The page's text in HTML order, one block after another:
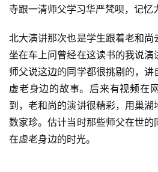
寺跟一清师父学习华严梵呗，记忆
北大演讲那次也是学生跟着老和尚
坐在车上问曾经在这读书的我说
师父说这边的同学都很挑剔的，
虚老身边的故事。后来有视频在
到，老和尚的演讲很精彩，用巢
数家珍。估计当时那些师父在世
在虚老身边的时光。